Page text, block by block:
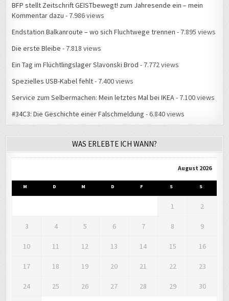
BFP stellt Zeitschrift GEISTbewegt! zum Jahresende ein – mein
Kommentar dazu - 7.986 views
Endstation Balkanroute – wo sich Fluchtwege trennen - 7.895 views
Die erste Bleibe - 7.818 views
Ein Tag im Flüchtlingslager Slavonski Brod - 7.772 views
Spezielles USB-Kabel fehlt- 7.400 views
Service zum Selbermachen: Mein letztes Mal bei IKEA- 7.100 views
#34C3: Die Geschichte einer Falschmeldung - 6.840 views
WAS ERLEBTE ICH WANN?
August 2026
M D M D F S S
1 2
3 4 5 6 7 8 9
10 11 12 13 14 15 16
17 18 19 20 21 22 23
24 25 26 27 28 29 30